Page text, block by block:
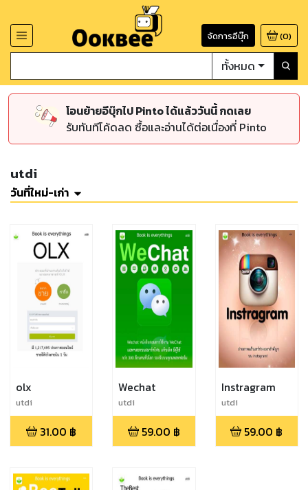
จัดการอีบุ๊ก (0)
ทั้งหมด
โอนย้ายอีบุ๊กไป Pinto ได้แล้ววันนี้ กดเลย
รับทันทีโค้ดลด ซื้อและอ่านได้ต่อเนื่องที่ Pinto
utdi
วันที่ใหม่-เก่า
olx
utdi
31.00 ฿
Wechat
utdi
59.00 ฿
Instragram
utdi
59.00 ฿